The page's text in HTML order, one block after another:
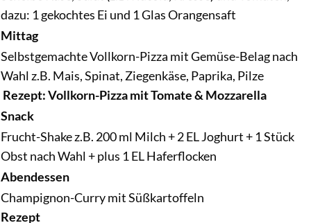
dazu: 1 gekochtes Ei und 1 Glas Orangensaft
Mittag
Selbstgemachte Vollkorn-Pizza mit Gemüse-Belag nach
Wahl z.B. Mais, Spinat, Ziegenkäse, Paprika, Pilze
Rezept: Vollkorn-Pizza mit Tomate & Mozzarella
Snack
Frucht-Shake z.B. 200 ml Milch + 2 EL Joghurt + 1 Stück
Obst nach Wahl + plus 1 EL Haferflocken
Abendessen
Champignon-Curry mit Süßkartoffeln
Rezept